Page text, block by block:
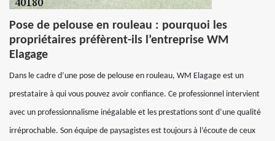
Pose de pelouse en rouleau : pourquoi les
propriétaires préfèrent-ils l’entreprise WM
Elagage
Dans le cadre d’une pose de pelouse en rouleau, WM Elagage est un
prestataire à qui vous pouvez avoir confiance. Ce professionnel intervient
avec un professionnalisme inégalable et les prestations sont d’une qualité
irréprochable. Son équipe de paysagistes est toujours à l’écoute de ceux